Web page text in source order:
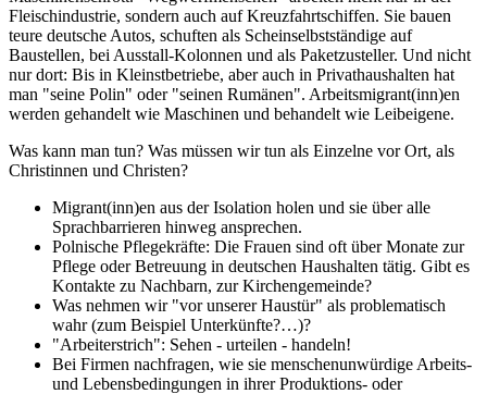
Fleischindustrie, sondern auch auf Kreuzfahrtschiffen. Sie bauen
teure deutsche Autos, schuften als Scheinselbstständige auf
Baustellen, bei Ausstall-Kolonnen und als Paketzusteller. Und nicht
nur dort: Bis in Kleinstbetriebe, aber auch in Privathaushalten hat
man "seine Polin" oder "seinen Rumänen". Arbeitsmigrant(inn)en
werden gehandelt wie Maschinen und behandelt wie Leib­eigene.
Was kann man tun? Was müssen wir tun als Einzelne vor Ort, als
Christinnen und Christen?
Migrant(inn)en aus der Isolation holen und sie über alle
Sprachbarrieren hinweg ansprechen.
Polnische Pflegekräfte: Die Frauen sind oft über Monate zur
Pflege oder Betreuung in deutschen Haushalten tätig. Gibt es
Kontakte zu Nachbarn, zur Kirchengemeinde?
Was nehmen wir "vor unserer Haustür" als problematisch
wahr (zum Beispiel Unterkünfte?…)?
"Arbeiterstrich": Sehen - urteilen - handeln!
Bei Firmen nachfragen, wie sie menschenunwürdige Arbeits-
und Lebensbedingungen in ihrer Produktions- oder